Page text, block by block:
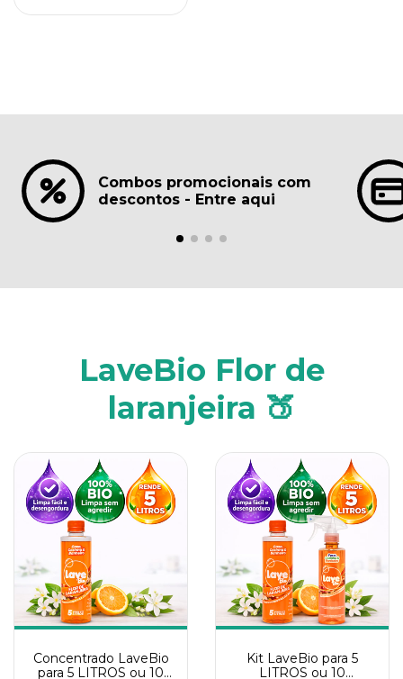
Combos promocionais com
descontos - Entre aqui
LaveBio Flor de
laranjeira 🍑
Concentrado LaveBio
para 5 LITROS ou 10
Kit LaveBio para 5
LITROS ou 10